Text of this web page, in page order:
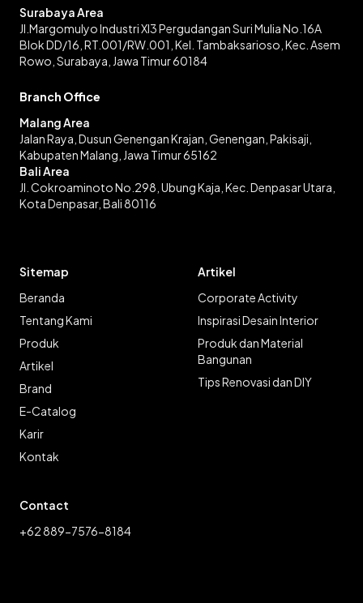
Surabaya Area
Jl.Margomulyo Industri XI3 Pergudangan Suri Mulia No.16A
Blok DD/16, RT.001/RW.001, Kel. Tambaksarioso, Kec. Asem
Rowo, Surabaya, Jawa Timur 60184
Branch Office
Malang Area
Jalan Raya, Dusun Genengan Krajan, Genengan, Pakisaji,
Kabupaten Malang, Jawa Timur 65162
Bali Area
Jl. Cokroaminoto No.298, Ubung Kaja, Kec. Denpasar Utara,
Kota Denpasar, Bali 80116
Sitemap
Beranda
Tentang Kami
Produk
Artikel
Brand
E-Catalog
Karir
Kontak
Artikel
Corporate Activity
Inspirasi Desain Interior
Produk dan Material
Bangunan
Tips Renovasi dan DIY
Contact
+62 889-7576-8184